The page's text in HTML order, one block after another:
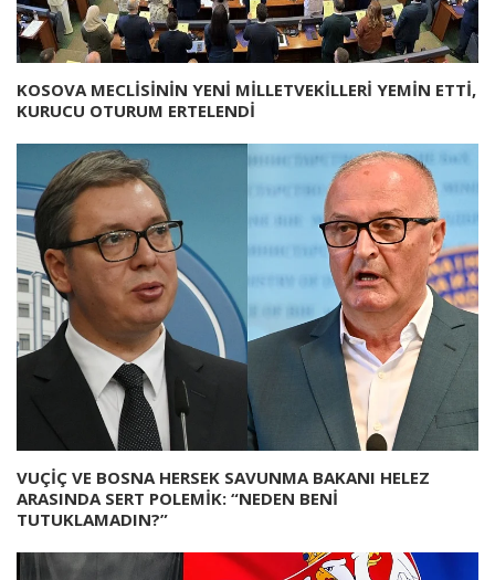
KOSOVA MECLİSİNİN YENİ MİLLETVEKİLLERİ YEMİN ETTİ,
KURUCU OTURUM ERTELENDİ
VUÇİÇ VE BOSNA HERSEK SAVUNMA BAKANI HELEZ
ARASINDA SERT POLEMİK: “NEDEN BENİ
TUTUKLAMADIN?”